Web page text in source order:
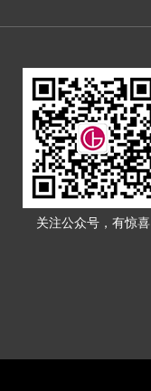
关注公众号，有惊喜